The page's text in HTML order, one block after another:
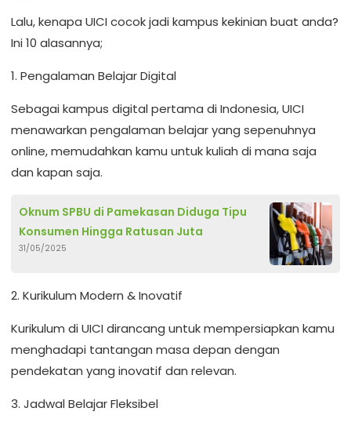
Lalu, kenapa UICI cocok jadi kampus kekinian buat anda?
Ini 10 alasannya;
1. Pengalaman Belajar Digital
Sebagai kampus digital pertama di Indonesia, UICI
menawarkan pengalaman belajar yang sepenuhnya
online, memudahkan kamu untuk kuliah di mana saja
dan kapan saja.
Oknum SPBU di Pamekasan Diduga Tipu
Konsumen Hingga Ratusan Juta
31/05/2025
2. Kurikulum Modern & Inovatif
Kurikulum di UICI dirancang untuk mempersiapkan kamu
menghadapi tantangan masa depan dengan
pendekatan yang inovatif dan relevan.
3. Jadwal Belajar Fleksibel